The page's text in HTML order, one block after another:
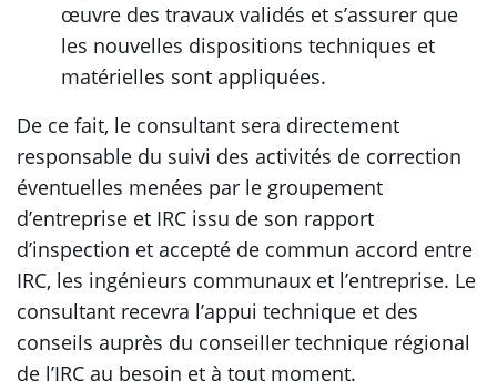
œuvre des travaux validés et s’assurer que
les nouvelles dispositions techniques et
matérielles sont appliquées.
De ce fait, le consultant sera directement
responsable du suivi des activités de correction
éventuelles menées par le groupement
d’entreprise et IRC issu de son rapport
d’inspection et accepté de commun accord entre
IRC, les ingénieurs communaux et l’entreprise. Le
consultant recevra l’appui technique et des
conseils auprès du conseiller technique régional
de l’IRC au besoin et à tout moment.